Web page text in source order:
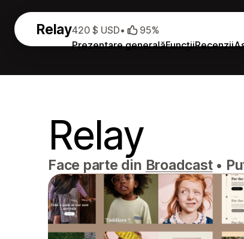
Relay
Prezentare generalăFuncțiiRecenzii
420 $ USD• 95%
Relay
Face parte din Broadcast •